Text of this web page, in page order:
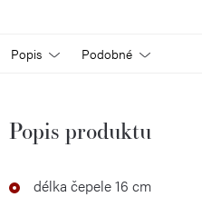
Popis Podobné
Popis produktu
délka čepele 16 cm